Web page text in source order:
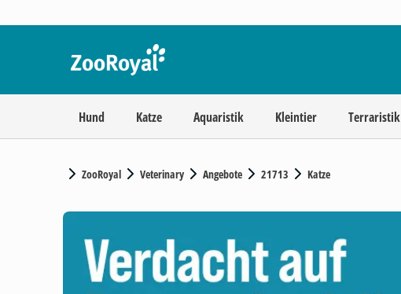
Hund Katze Aquaristik Kleintier Terraristik
ZooRoyal Veterinary Angebote 21713 Katze